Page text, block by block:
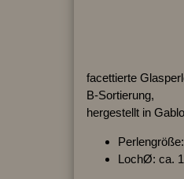
facettierte
B-Sortierung,
hergestellt in
LochØ: ca.